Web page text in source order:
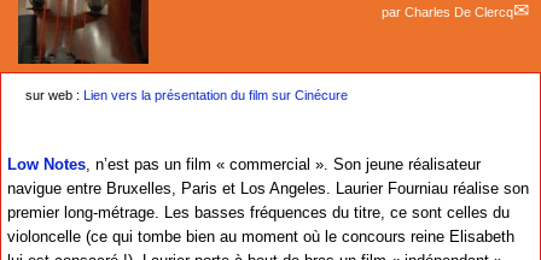
par Charles De Clercq
sur web : Lien vers la présentation du film sur Cinécure
Low Notes , n’est pas un film « commercial ». Son jeune réalisateur
navigue entre Bruxelles, Paris et Los Angeles. Laurier Fourniau réalise son
premier long-métrage. Les basses fréquences du titre, ce sont celles du
violoncelle (ce qui tombe bien au moment où le concours reine Elisabeth